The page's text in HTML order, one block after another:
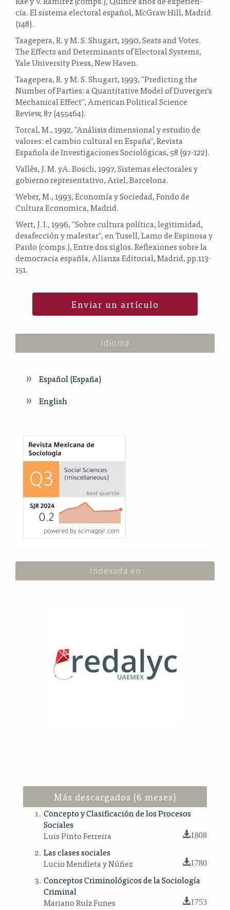
cia. El sistema electoral español, McGraw Hill, Madrid
(148).
Taagepera, R. y M. S. Shugart, 1990, Seats and Votes.
The Effects and Determinants of Electoral Systems,
Yale University Press, New Haven.
Taagepera, R. y M. S. Shugart, 1993, "Predicting the
Number of Parties: a Quantitative Model of Duverger's
Mechanical Effect", American Political Science
Review, 87 (455464).
Torcal, M., 1992, "Análisis dimensional y estudio de
valores: el cambio cultural en España", Revista
Española de Investigaciones Sociológicas, 58 (97-122).
Vallès, J. M. yA. Bosch, 1997, Sistemas electorales y
gobierno representativo, Ariel, Barcelona.
Weber, M., 1993, Economía y Sociedad, Fondo de
Cultura Economica, Madrid.
Wert, J. I., 1996, "Sobre cultura política, legitimidad,
desafección y malestar", en Tusell, Lamo de Espinosa y
Pardo (comps.), Entre dos siglos. Reflexiones sobre la
democracia españla, Alianza Editorial, Madrid, pp.113-
151.
Enviar un artículo
Idioma
Español (España)
English
Index
Indexada en
Más descargados (6 meses)
Concepto y Clasificación de los Procesos
Sociales
Luis Pinto Ferreira
1808
Las clases sociales
Lucio Mendieta y Núñez
1780
Conceptos Criminológicos de la Sociología
Criminal
Mariano Ruíz Funes
1753